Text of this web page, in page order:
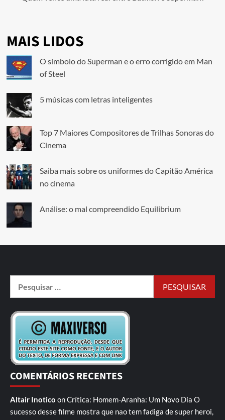
MAIS LIDOS
O símbolo do Superman e o erro corrigido em Man
of Steel
5 músicas com letras inteligentes
Top 7 Maiores Compositores de Trilhas Sonoras do
Cinema
Saiba mais sobre os uniformes do Capitão América
no cinema
Análise: o mal compreendido Equilibrium
COMENTÁRIOS RECENTES
Altair Inotico onCrítica: Homem-Aranha: Um Novo Dia O
sucesso desse filme mostra que nao tem fadiga de super heroi,